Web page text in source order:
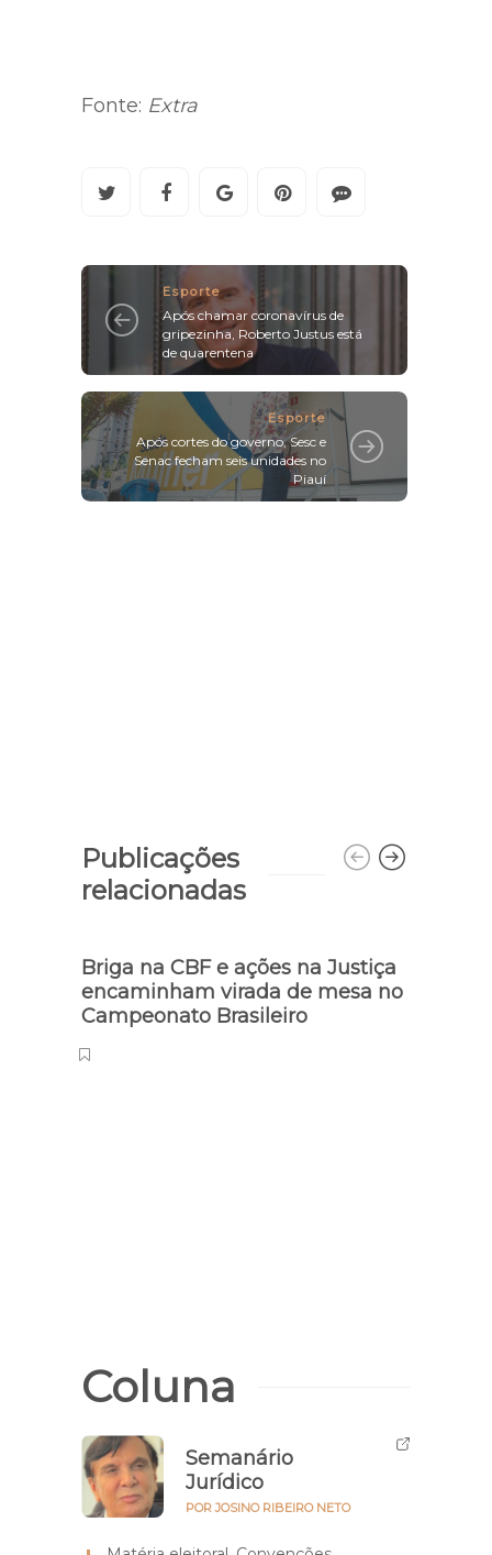
Fonte: Extra
Esporte
Após chamar coronavírus de
gripezinha, Roberto Justus está
de quarentena
Esporte
Após cortes do governo, Sesc e
Senac fecham seis unidades no
Piauí
Publicações
relacionadas
Briga na CBF e ações na Justiça
encaminham virada de mesa no
Campeonato Brasileiro
Coluna
Semanário
Jurídico
POR JOSINO RIBEIRO NETO